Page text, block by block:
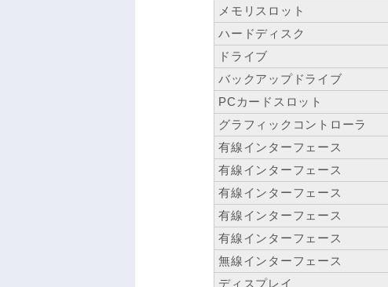
メモリスロット
ハードディスク
ドライブ
バックアップドライブ
PCカードスロット
グラフィックコントローラ
有線インターフェース
有線インターフェース
有線インターフェース
有線インターフェース
有線インターフェース
無線インターフェース
ディスプレイ